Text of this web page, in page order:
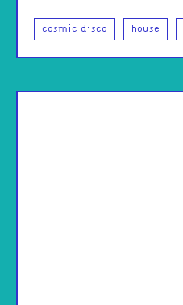
cosmic disco house